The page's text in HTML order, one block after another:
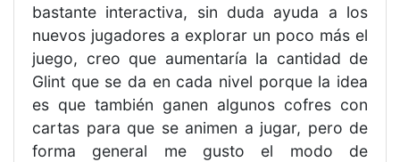
bastante interactiva, sin duda ayuda a los
nuevos jugadores a explorar un poco más el
juego, creo que aumentaría la cantidad de
Glint que se da en cada nivel porque la idea
es que también ganen algunos cofres con
cartas para que se animen a jugar, pero de
forma general me gusto el modo de